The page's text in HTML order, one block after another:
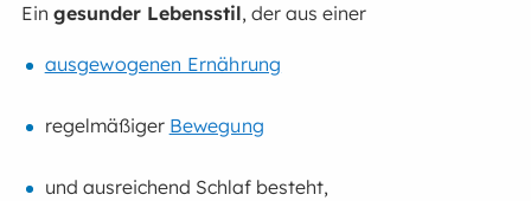
Ein gesunder Lebensstil, der aus einer
ausgewogenen Ernährung
regelmäßiger Bewegung
und ausreichend Schlaf besteht,